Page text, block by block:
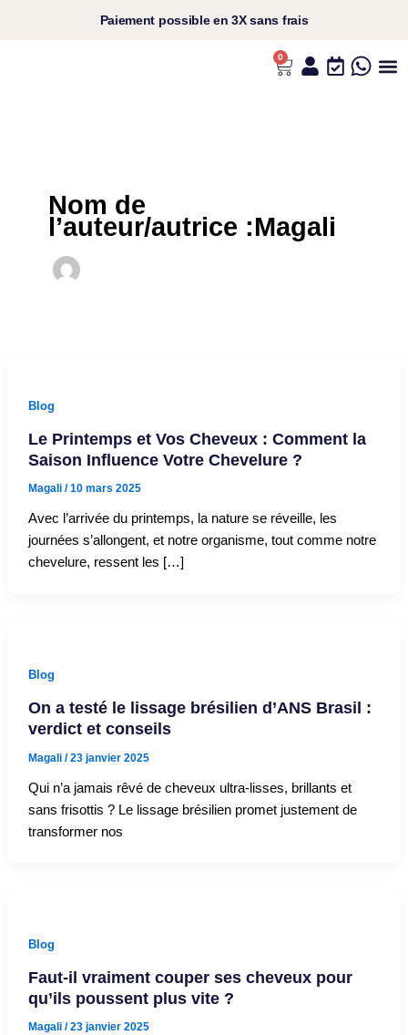
Paiement possible en3X sans frais​
0
Panier
Nom de
l’auteur/autrice :Magali
Blog
Le Printemps et Vos Cheveux : Comment la
Saison Influence Votre Chevelure ?
Magali /10 mars 2025
Avec l’arrivée du printemps, la nature se réveille, les
journées s’allongent, et notre organisme, tout comme notre
chevelure, ressent les […]
Blog
On a testé le lissage brésilien d’ANS Brasil :
verdict et conseils
Magali /23 janvier 2025
Qui n’a jamais rêvé de cheveux ultra-lisses, brillants et
sans frisottis ? Le lissage brésilien promet justement de
transformer nos
Blog
Faut-il vraiment couper ses cheveux pour
qu’ils poussent plus vite ?
Magali /23 janvier 2025